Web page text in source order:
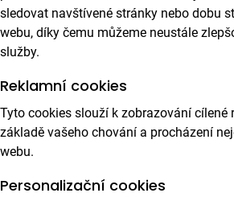
sledovat navštívené stránky nebo dobu
webu, díky čemu můžeme neustále
služby.
Reklamní cookies
Tyto cookies slouží k zobrazování cílené
základě vašeho chování a procházení
webu.
Personalizační cookies